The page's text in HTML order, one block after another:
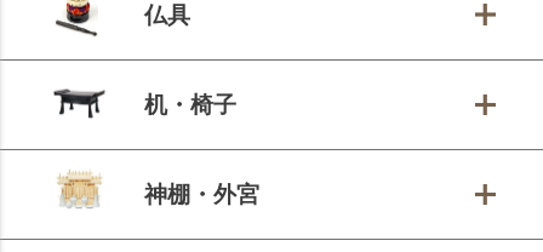
仏具
机・椅子
神棚・外宮